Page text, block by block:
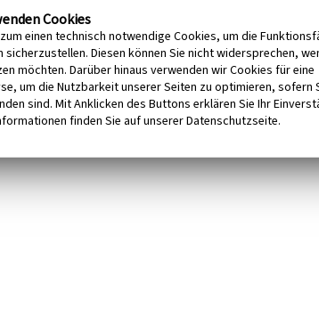
Cookies
einen technisch notwendige Cookies, um die
sicherzustellen. Diesen können Sie nicht widersprechen,
möchten. Darüber hinaus verwenden wir Cookies für eine
um die Nutzbarkeit unserer Seiten zu optimieren, sofern
sind. Mit Anklicken des Buttons erklären Sie Ihr
finden Sie auf unserer Datenschutzseite.